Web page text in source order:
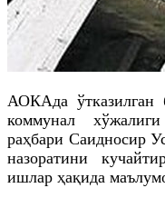
АОКАда
коммунал
раҳбари Саидносир
назоратини
ишлар ҳақида